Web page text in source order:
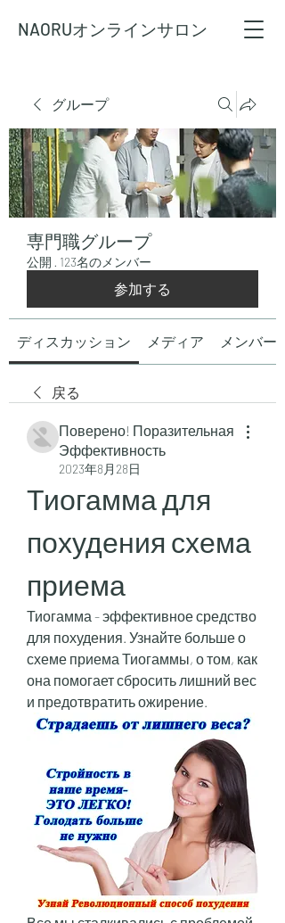
NAORUオンラインサロン
グループ
専門職グループ
公開 · 123名のメンバー
参加する
ディスカッション メディア メンバー
戻る
Поверено! Поразительная
Эффективность
2023年8月28日
Тиогамма для
похудения схема
приема
Тиогамма - эффективное средство
для похудения. Узнайте больше о
схеме приема Тиогаммы, о том, как
она помогает сбросить лишний вес
и предотвратить ожирение.